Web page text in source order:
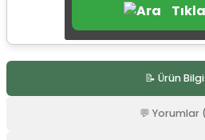
📝 Ürün
💬 Yorumlar